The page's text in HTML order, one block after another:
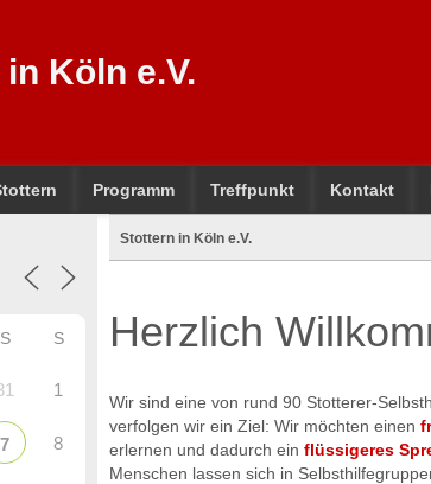
Köln e.V.
Programm Treffpunkt Kontakt
S S
1
7 8
Stottern in Köln e.V.
Herzlich
Wir sind eine von rund 90 Stotterer-
verfolgen wir ein Ziel: Wir möchten einen
erlernen und dadurch ein flüssigeres
Menschen lassen sich in